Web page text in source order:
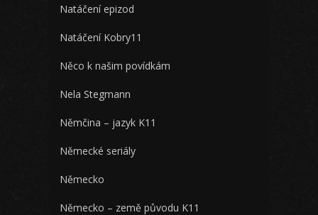
Natáčení epizod
Natáčení Kobry11
Něco k našim povídkám
Nela Stegmann
Němčina – jazyk K11
Německé seriály
Německo
Německo – země původu K11